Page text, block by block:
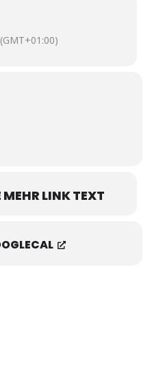
(GMT+01:00)
MEHR LINK TEXT